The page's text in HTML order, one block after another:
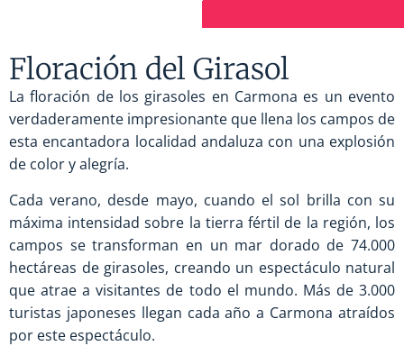
Floración del Girasol
La floración de los girasoles en Carmona es un evento
verdaderamente impresionante que llena los campos de
esta encantadora localidad andaluza con una explosión
de color y alegría.
Cada verano, desde mayo, cuando el sol brilla con su
máxima intensidad sobre la tierra fértil de la región, los
campos se transforman en un mar dorado de 74.000
hectáreas de girasoles, creando un espectáculo natural
que atrae a visitantes de todo el mundo. Más de 3.000
turistas japoneses llegan cada año a Carmona atraídos
por este espectáculo.